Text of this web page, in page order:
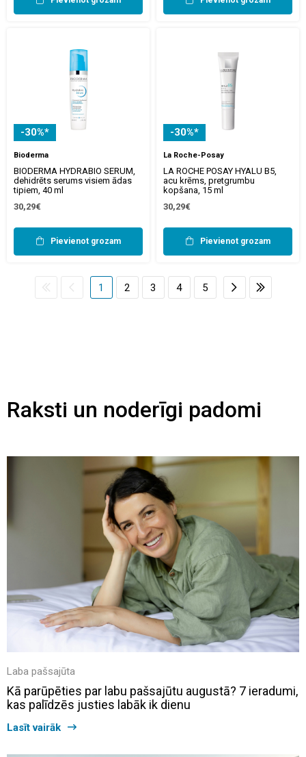
-30%*
Bioderma
BIODERMA HYDRABIO SERUM,
dehidrēts serums visiem ādas
tipiem, 40 ml
30,29€
Pievienot grozam
-30%*
La Roche-Posay
LA ROCHE POSAY HYALU B5,
acu krēms, pretgrumbu
kopšana, 15 ml
30,29€
Pievienot grozam
1 2 3 4 5
Raksti un noderīgi padomi
Laba pašsajūta
Kā parūpēties par labu pašsajūtu augustā? 7 ieradumi,
kas palīdzēs justies labāk ik dienu
Lasīt vairāk